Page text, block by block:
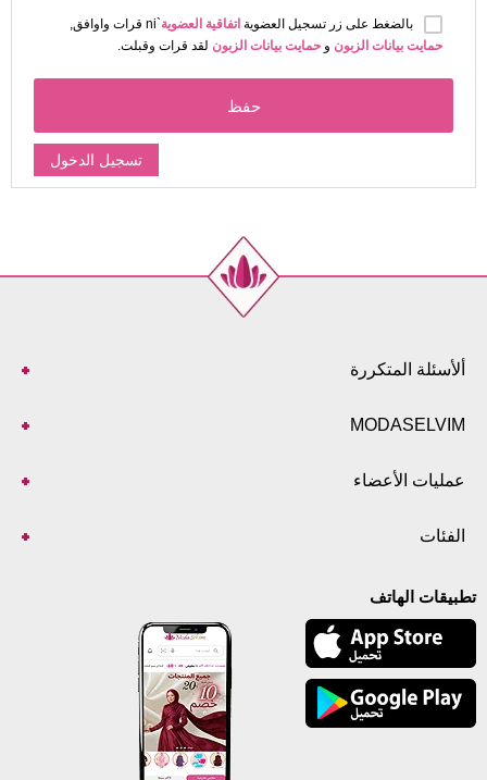
بالضغط على زر تسجيل العضوية اتفاقية العضوية`ni قرات واوافق,
حمايت بيانات الزبون و حمايت بيانات الزبون لقد قرات وقبلت.
حفظ
تسجيل الدخول
ألأسئلة المتكررة
MODASELVIM
عمليات الأعضاء
الفئات
تطبيقات الهاتف